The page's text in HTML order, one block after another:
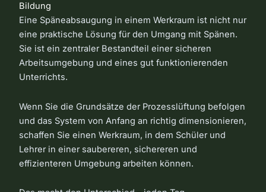
Bildung
Eine Späneabsaugung in einem Werkraum ist nicht nur
eine praktische Lösung für den Umgang mit Spänen.
Sie ist ein zentraler Bestandteil einer sicheren
Arbeitsumgebung und eines gut funktionierenden
Unterrichts.
Wenn Sie die Grundsätze der Prozesslüftung befolgen
und das System von Anfang an richtig dimensionieren,
schaffen Sie einen Werkraum, in dem Schüler und
Lehrer in einer saubereren, sichereren und
effizienteren Umgebung arbeiten können.